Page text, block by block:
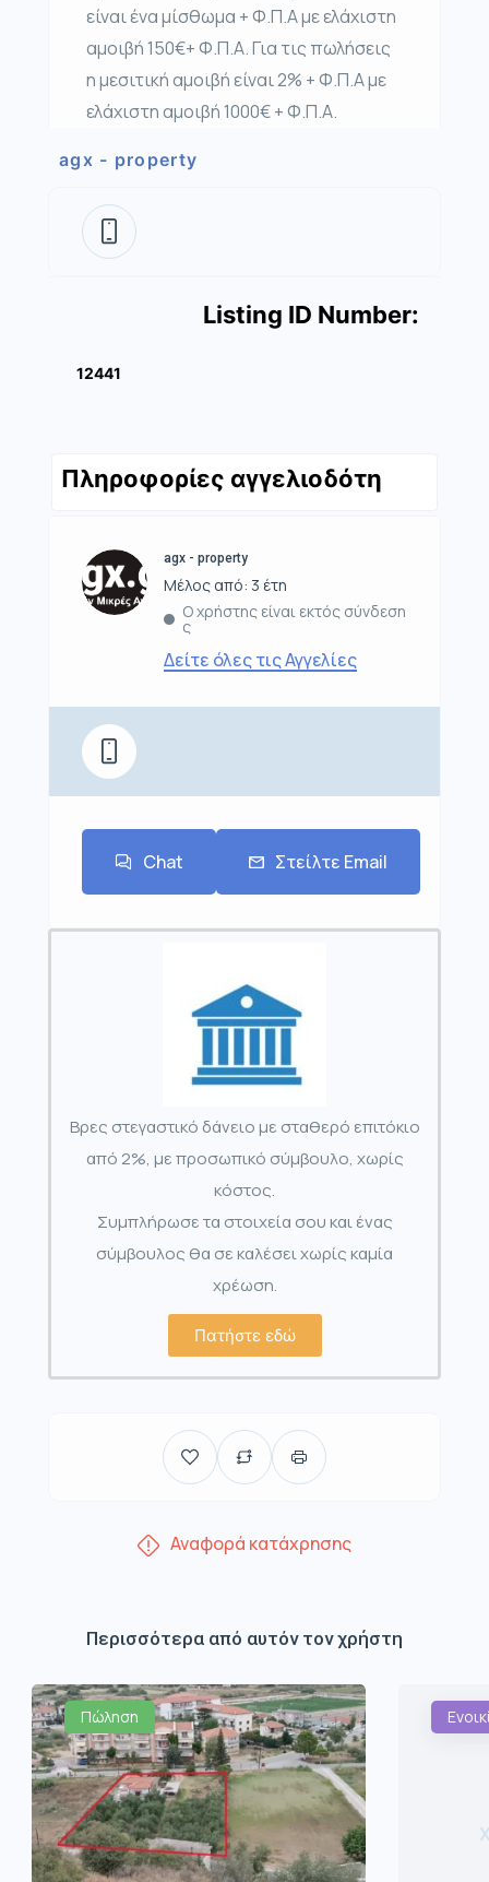
είναι ένα μίσθωμα + Φ.Π.Α με ελάχιστη
αμοιβή 150€+ Φ.Π.Α. Για τις πωλήσεις
η μεσιτική αμοιβή είναι 2% + Φ.Π.Α με
ελάχιστη αμοιβή 1000€ + Φ.Π.Α.
agx - property
Listing ID Number:
12441
Πληροφορίες αγγελιοδότη
agx - property
Μέλος από: 3 έτη
Ο χρήστης είναι εκτός σύνδεση
ς
Δείτε όλες τις Αγγελίες
Chat Στείλτε Email
Βρες στεγαστικό δάνειο με σταθερό επιτόκιο
από 2%, με προσωπικό σύμβουλο, χωρίς
κόστος.
Συμπλήρωσε τα στοιχεία σου και ένας
σύμβουλος θα σε καλέσει χωρίς καμία
χρέωση.
Πατήστε εδώ
Αναφορά κατάχρησης
Περισσότερα από αυτόν τον χρήστη
Πώληση